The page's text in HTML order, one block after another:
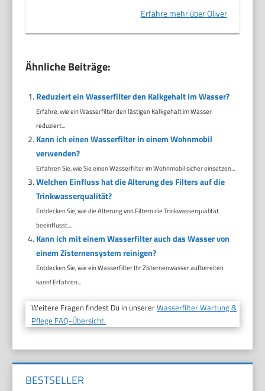
Erfahre mehr über Oliver
Ähnliche Beiträge:
Reduziert ein Wasserfilter den Kalkgehalt im Wasser?
Erfahre, wie ein Wasserfilter den lästigen Kalkgehalt im Wasser
reduziert...
Kann ich einen Wasserfilter in einem Wohnmobil
verwenden?
Erfahren Sie, wie Sie einen Wasserfilter im Wohnmobil sicher einsetzen...
Welchen Einfluss hat die Alterung des Filters auf die
Trinkwasserqualität?
Entdecken Sie, wie die Alterung von Filtern die Trinkwasserqualität
beeinflusst....
Kann ich mit einem Wasserfilter auch das Wasser von
einem Zisternensystem reinigen?
Entdecken Sie, wie ein Wasserfilter Ihr Zisternenwasser aufbereiten
kann! Erfahren...
Weitere Fragen findest Du in unsererWasserfilter Wartung &
Pflege FAQ-Übersicht.
BESTSELLER